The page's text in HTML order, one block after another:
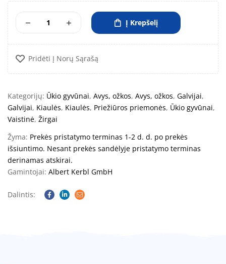
Į Krepšelį
Pridėti Į Norų Sąrašą
Kategorijų: Ūkio gyvūnai, Avys, ožkos, Avys, ožkos, Galvijai,
Galvijai, Kiaulės, Kiaulės, Priežiūros priemonės, Ūkio gyvūnai,
Vaistinė, Žirgai
Žyma: Prekės pristatymo terminas 1-2 d. d. po prekės
išsiuntimo. Nesant prekės sandėlyje pristatymo terminas
derinamas atskirai.
Gamintojai: Albert Kerbl GmbH
Dalintis:
Facebook
Linkedin
Email